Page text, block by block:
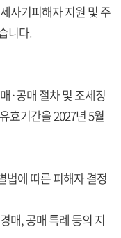
사기피해자 지원 및 주
니다.
·공매 절차 및 조세징
효기간을 2027년 5월
법에 따른 피해자 결정
매, 공매 특례 등의 지